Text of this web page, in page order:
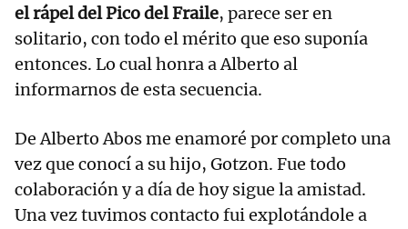
el rápel del Pico del Fraile, parece ser en
solitario, con todo el mérito que eso suponía
entonces. Lo cual honra a Alberto al
informarnos de esta secuencia.
De Alberto Abos me enamoré por completo una
vez que conocí a su hijo, Gotzon. Fue todo
colaboración y a día de hoy sigue la amistad.
Una vez tuvimos contacto fui explotándole a